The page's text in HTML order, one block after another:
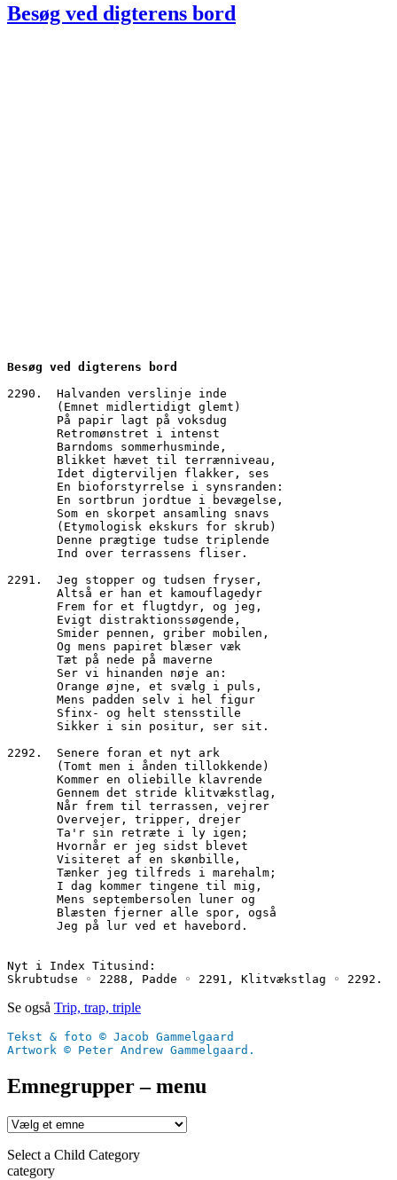
Besøg ved digterens bord
Besøg ved digterens bord
2290.  Halvanden verslinje inde
       (Emnet midlertidigt glemt)
       På papir lagt på voksdug
       Retromønstret i intenst
       Barndoms sommerhusminde,
       Blikket hævet til terrænniveau,
       Idet digterviljen flakker, ses
       En bioforstyrrelse i synsranden:
       En sortbrun jordtue i bevægelse,
       Som en skorpet ansamling snavs
       (Etymologisk ekskurs for skrub)
       Denne prægtige tudse triplende
       Ind over terrassens fliser.
2291.  Jeg stopper og tudsen fryser,
       Altså er han et kamouflagedyr
       Frem for et flugtdyr, og jeg,
       Evigt distraktionssøgende,
       Smider pennen, griber mobilen,
       Og mens papiret blæser væk
       Tæt på nede på maverne
       Ser vi hinanden nøje an:
       Orange øjne, et svælg i puls,
       Mens padden selv i hel figur
       Sfinx- og helt stensstille
       Sikker i sin positur, ser sit.
2292.  Senere foran et nyt ark
       (Tomt men i ånden tillokkende)
       Kommer en oliebille klavrende
       Gennem det stride klitvækstlag,
       Når frem til terrassen, vejrer
       Overvejer, tripper, drejer
       Ta'r sin retræte i ly igen;
       Hvornår er jeg sidst blevet
       Visiteret af en skønbille,
       Tænker jeg tilfreds i marehalm;
       I dag kommer tingene til mig,
       Mens septembersolen luner og
       Blæsten fjerner alle spor, også
       Jeg på lur ved et havebord.
Nyt i Index Titusind:
Skrubtudse ◦ 2288, Padde ◦ 2291, Klitvækstlag ◦ 2292.
Se også Trip, trap, triple
Tekst & foto © Jacob Gammelgaard
Artwork © Peter Andrew Gammelgaard.
Emnegrupper – menu
Select a Child Category
category